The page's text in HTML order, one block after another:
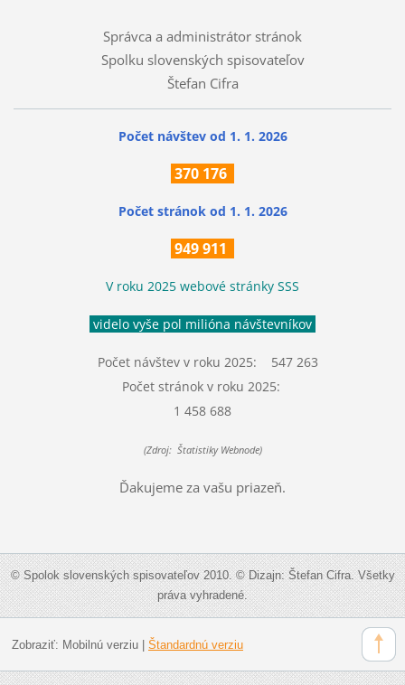
Správca a administrátor stránok
Spolku slovenských spisovateľov
Štefan Cifra
Počet návštev od 1. 1. 2026
370 176
Počet stránok od 1. 1. 2026
949 911
V roku 2025 webové stránky SSS
videlo vyše pol milióna návštevníkov
Počet návštev v roku 2025: 547 263
Počet stránok v roku 2025:
1 458 688
(Zdroj: Štatistiky Webnode)
Ďakujeme za vašu priazeň.
© Spolok slovenských spisovateľov 2010. © Dizajn: Štefan Cifra. Všetky
práva vyhradené.
Zobraziť: Mobilnú verziu| Štandardnú verziu